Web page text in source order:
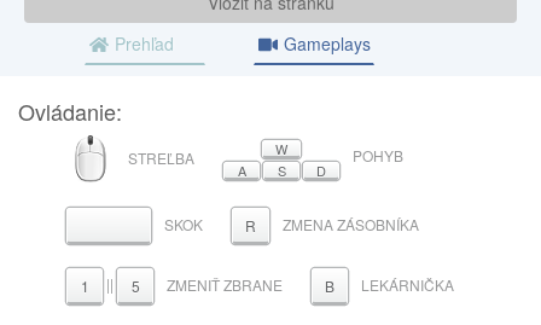
Prehľad
Gameplays
Ovládanie:
MYŠ
STREĽBA
W
A
S D
POHYB
MEDZERNÍK
SKOK R ZMENA ZÁSOBNÍKA
1 || 5 ZMENIŤ ZBRANE B LEKÁRNIČKA